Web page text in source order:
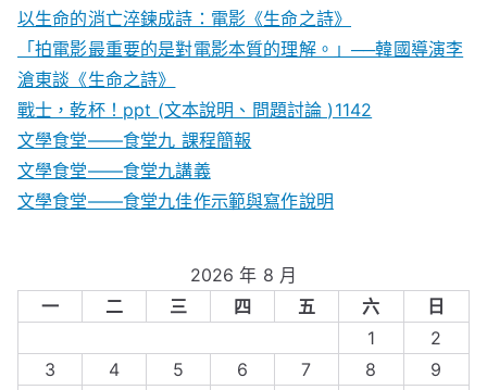
以生命的消亡淬鍊成詩：電影《生命之詩》
「拍電影最重要的是對電影本質的理解。」──韓國導演李
滄東談《生命之詩》
戰士，乾杯！ppt (文本說明、問題討論 )1142
文學食堂——食堂九 課程簡報
文學食堂――食堂九講義
文學食堂——食堂九佳作示範與寫作說明
2026 年 8 月
一
二 三 四 五 六
日
1
2
3
4 5 6 7 8
9